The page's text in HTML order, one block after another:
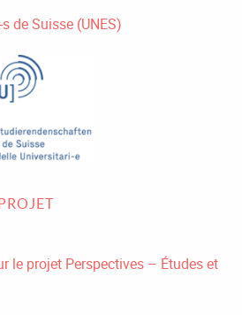
de Suisse (UNES)
le projet Perspectives – Études et